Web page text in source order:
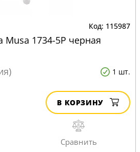
115987
Musa 1734-5P черная
1 шт.
В КОРЗИНУ